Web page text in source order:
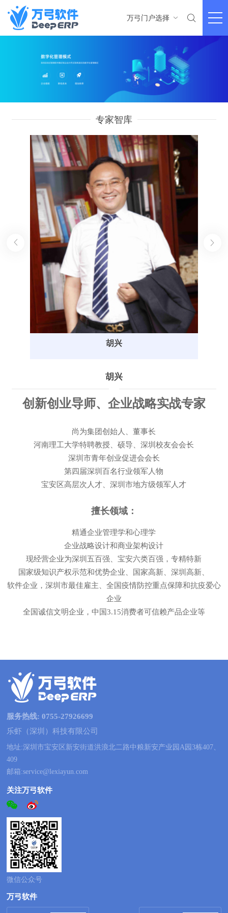
万弓门户选择  
专家智库
胡兴


胡兴
创新创业导师、企业战略实战专家
尚为集团创始人、董事长
河南理工大学特聘教授、硕导、深圳校友会会长
深圳市青年创业促进会会长
第四届深圳百名行业领军人物
宝安区高层次人才、深圳市地方级领军人才
擅长领域：
精通企业管理学和心理学
企业战略设计和商业架构设计
现经营企业为深圳五百强、宝安六类百强，专精特新
国家级知识产权示范和优势企业、国家高新、深圳高新、
软件企业， 深圳市最佳雇主、全国疫情防控重点保障和抗疫爱心
企业
全国诚信文明企业，中国3.15消费者可信赖产品企业等
服务热线: 0755-27926699
乐虾（深圳）科技有限公司
地址:深圳市宝安区新安街道洪浪北二路中粮新安产业园A园3栋407、
409
邮箱:service@lexiayun.com
关注万弓软件
微信公众号
万弓软件